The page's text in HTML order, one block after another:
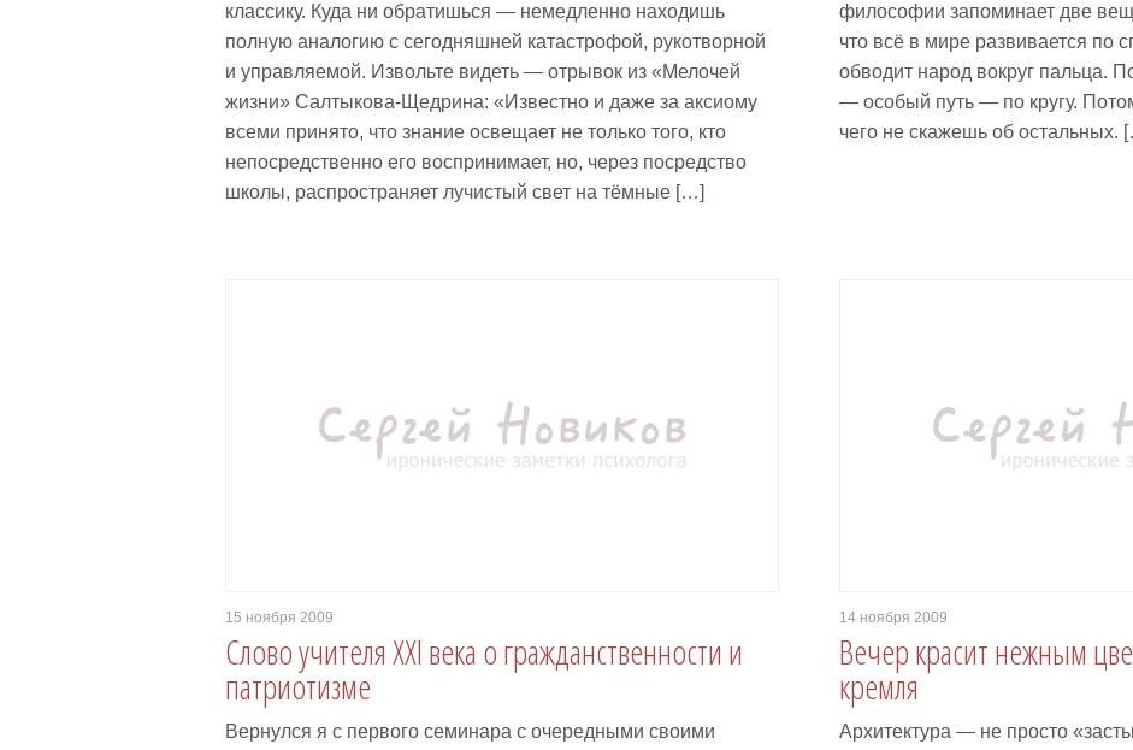
классику. Куда ни обратишься — немедленно находишь
полную аналогию с сегодняшней катастрофой, рукотворной
и управляемой. Извольте видеть — отрывок из «Мелочей
жизни» Салтыкова-Щедрина: «Известно и даже за аксиому
всеми принято, что знание освещает не только того, кто
непосредственно его воспринимает, но, через посредство
школы, распространяет лучистый свет на тёмные […]
философии запоминает две
что всё в мире развивается по
обводит народ вокруг пальца.
— особый путь — по кругу.
чего не скажешь об остальных.
15 ноября 2009
Слово учителя XXI века о гражданственности и
патриотизме
Вернулся я с первого семинара с очередными своими
14 ноября 2009
Вечер красит нежным
кремля
Архитектура — не просто